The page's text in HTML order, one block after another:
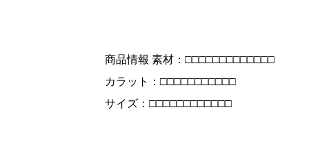
商品情報 素材：□□□□□□□□□□□□□
カラット：□□□□□□□□□□□
サイズ：□□□□□□□□□□□□